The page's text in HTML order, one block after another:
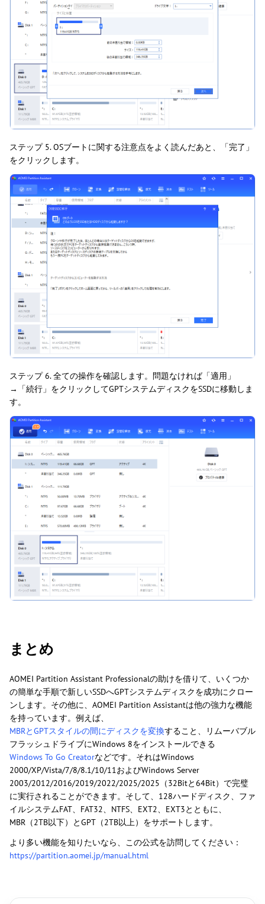
ステップ 5. OSブートに関する注意点をよく読んだあと、「完了」
をクリックします。
ステップ 6. 全ての操作を確認します。問題なければ「適用」
→「続行」をクリックしてGPTシステムディスクをSSDに移動しま
す。
まとめ
AOMEI Partition Assistant Professionalの助けを借りて、いくつか
の簡単な手順で新しいSSDへGPTシステムディスクを成功にクロー
ンします。その他に、AOMEI Partition Assistantは他の強力な機能
を持っています。例えば、
MBRとGPTスタイルの間にディスクを変換すること、リムーバブル
フラッシュドライブにWindows 8をインストールできる
Windows To Go Creatorなどです。それはWindows
2000/XP/Vista/7/8/8.1/10/11およびWindows Server
2003/2012/2016/2019/2022/2025/2025（32Bitと64Bit）で完璧
に実行されることができます。そして、128ハードディスク、ファ
イルシステムFAT、FAT32、NTFS、EXT2、EXT3とともに、
MBR（2TB以下）とGPT（2TB以上）をサポートします。
より多い機能を知りたいなら、この公式を訪問してください：
https://partition.aomei.jp/manual.html